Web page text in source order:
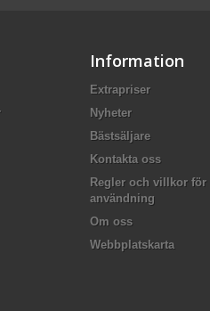
Information
Extrapriser
Nyheter
Bästsäljare
Kontakta oss
Regler och villkor för
användning
Om oss
Webbplatskarta